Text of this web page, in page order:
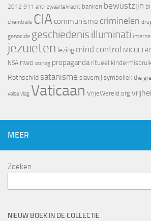
2012 911 anti-zwaartekracht banken bewustzijn
chemtrails CIA communisme criminelen
genocide geschiedenis illuminati
jezuïeten lezing mind control MK
NSA nwo oorlog propaganda ritueel
Rothschild satanisme slavernij symboliek the
valse vlag Vaticaan VrijeWereld.org
MEER
Zoeken
NIEUW BOEK IN DE COLLECTIE